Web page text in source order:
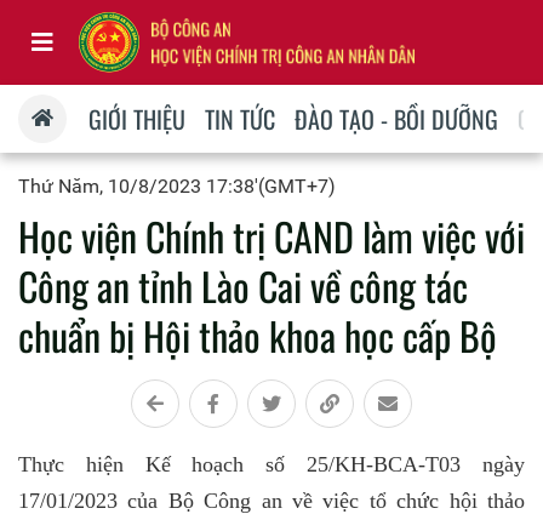
GIỚI THIỆU TIN TỨC ĐÀO TẠO - BỒI DƯỠNG
Thứ Năm, 10/8/2023 17:38'(GMT+7)
Học viện Chính trị CAND làm việc với
Công an tỉnh Lào Cai về công tác
chuẩn bị Hội thảo khoa học cấp Bộ
Thực hiện Kế hoạch số 25/KH-BCA-T03 ngày
17/01/2023 của Bộ Công an về việc tổ chức hội thảo